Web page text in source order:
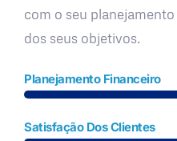
com o seu
dos seus objetivos.
Planejamento Financeiro
Satisfação Dos Clientes